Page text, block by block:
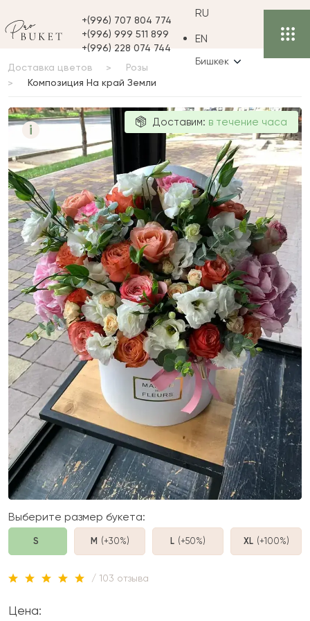
+(996) 707 804 774
+(996) 999 511 899
+(996) 228 074 744
RU
EN
Бишкек
Доставка цветов
Розы
Композиция На край Земли
i
край Земли
Доставим: в течение часа
Выберите размер букета:
S M (+30%) L (+50%) XL (+100%)
/ 103 отзыва
Цена: